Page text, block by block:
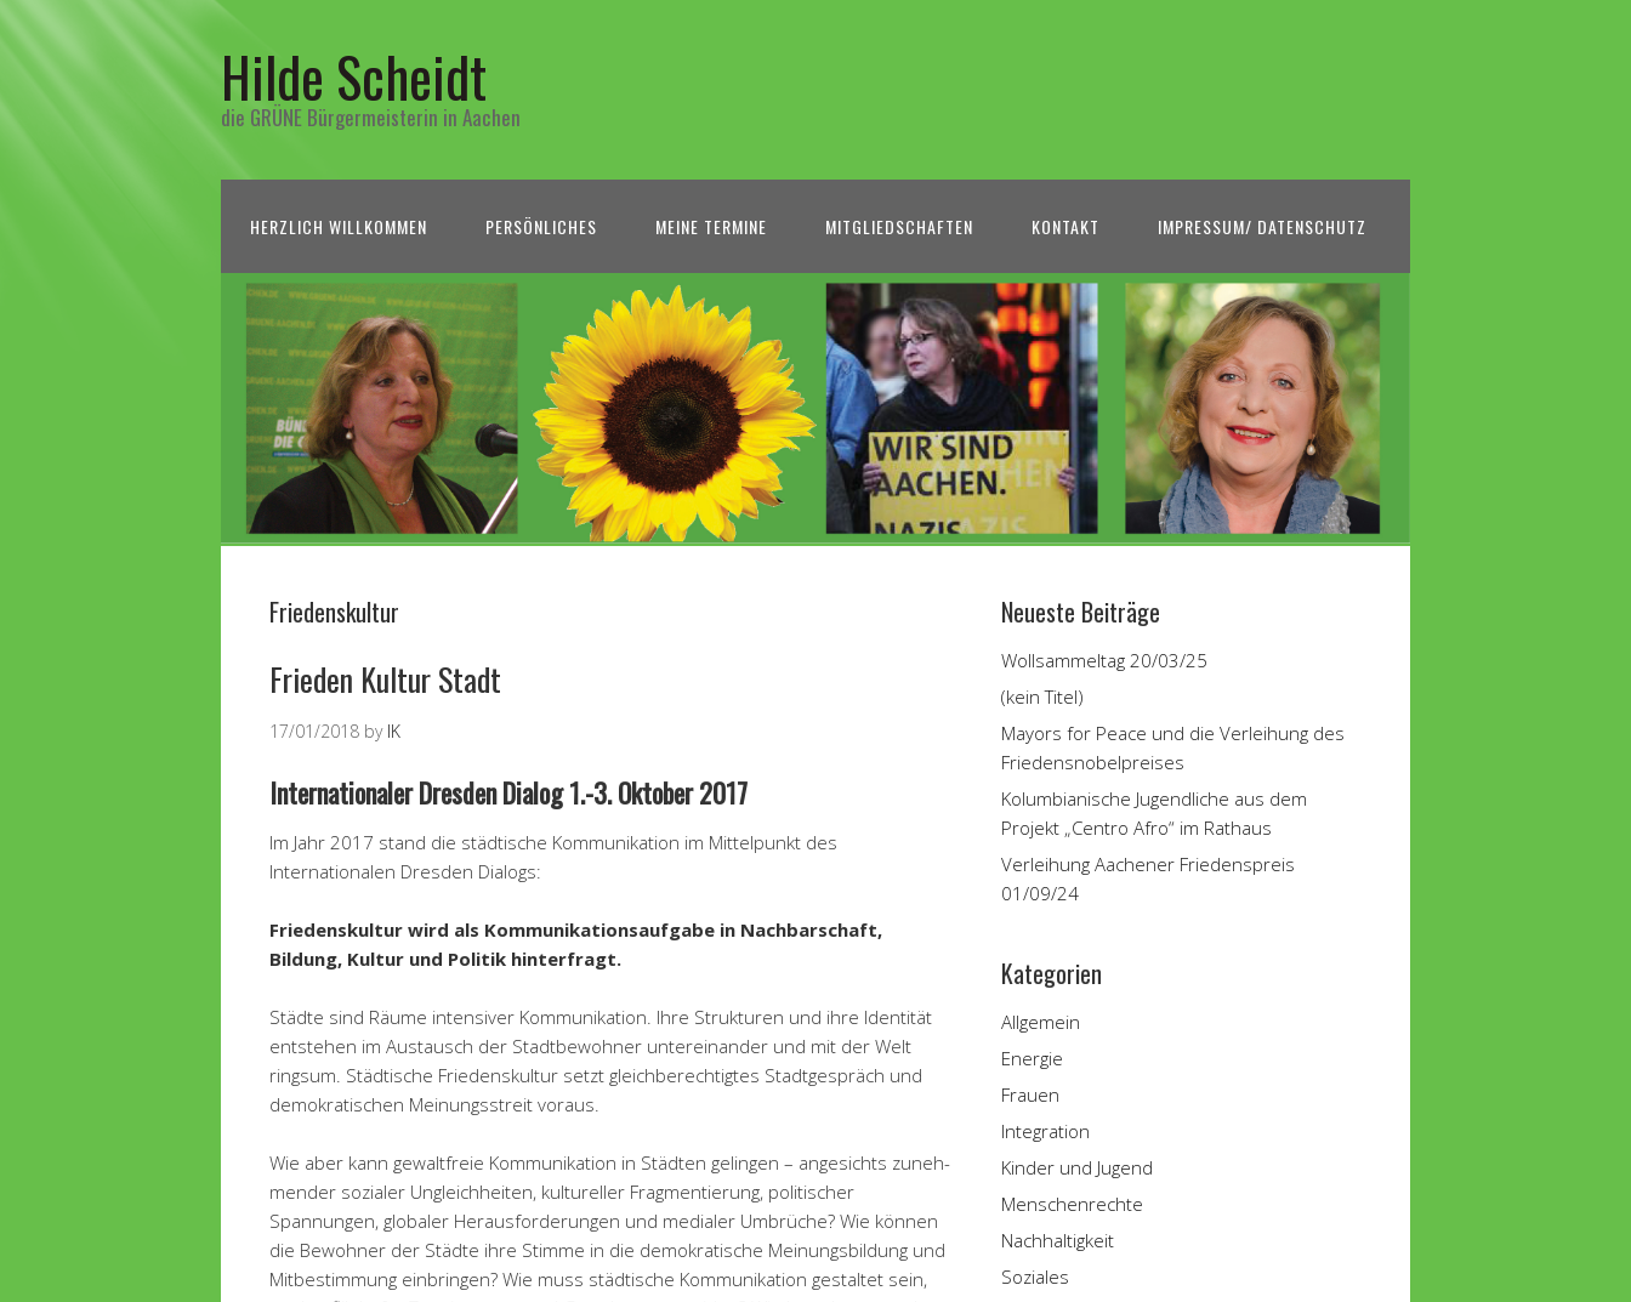
Hilde Scheidt
die GRÜNE Bürgermeisterin in Aachen
HERZLICH WILLKOMMEN PERSÖNLICHES MEINE TERMINE MITGLIEDSCHAFTEN KONTAKT IMPRESSUM/ DATENSCHUTZ
Friedenskultur
Frieden Kultur Stadt
17/01/2018 by IK
Internationaler Dresden Dialog 1.-3. Oktober 2017
Im Jahr 2017 stand die städtische Kommunikation im Mittelpunkt des
Internationalen Dresden Dialogs:
Friedenskultur wird als Kommunikationsaufgabe in Nachbarschaft,
Bildung, Kultur und Politik hinterfragt.
Städte sind Räume intensiver Kommunikation. Ihre Strukturen und ihre Identität
entstehen im Austausch der Stadtbewohner untereinander und mit der Welt
ringsum. Städtische Friedenskultur setzt gleichberechtigtes Stadtgespräch und
demokratischen Meinungsstreit voraus.
Wie aber kann gewaltfreie Kommunikation in Städten gelingen – angesichts zuneh­
mender sozialer Ungleichheiten, kultureller Fragmentierung, politischer
Spannungen, globaler Herausforderungen und medialer Umbrüche? Wie können
die Bewohner der Städte ihre Stimme in die demokratische Meinungsbildung und
Mitbestimmung ein­bringen? Wie muss städtische Kommunikation gestaltet sein,
Neueste Beiträge
Wollsammeltag 20/03/25
(kein Titel)
Mayors for Peace und die Verleihung des
Friedensnobelpreises
Kolumbianische Jugendliche aus dem
Projekt „Centro Afro“ im Rathaus
Verleihung Aachener Friedenspreis
01/09/24
Kategorien
Allgemein
Energie
Frauen
Integration
Kinder und Jugend
Menschenrechte
Nachhaltigkeit
Soziales